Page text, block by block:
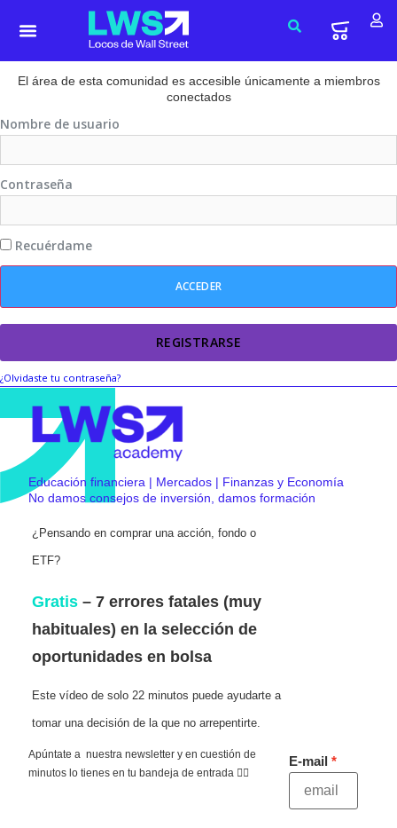
El área de esta comunidad es accesible únicamente a miembros
conectados
Nombre de usuario
Contraseña
Recuérdame
REGISTRARSE
¿Olvidaste tu contraseña?
Educación financiera | Mercados | Finanzas y Economía
No damos consejos de inversión, damos formación
¿Pensando en comprar una acción, fondo o
ETF?
Gratis – 7 errores fatales (muy
habituales) en la selección de
oportunidades en bolsa
Este vídeo de solo 22 minutos puede ayudarte a
tomar una decisión de la que no arrepentirte.
Apúntate a nuestra newsletter y en cuestión de
minutos lo tienes en tu bandeja de entrada 👇🏻
E-mail